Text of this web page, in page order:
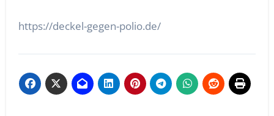
https://deckel-gegen-polio.de/